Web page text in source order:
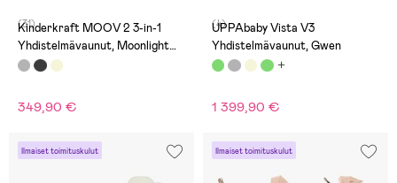
(31)
Kinderkraft MOOV 2 3-in-1
Yhdistelmävaunut, Moonlight
Grey
349,90 €
(4)
UPPAbaby Vista V3
Yhdistelmävaunut, Gwen
1 399,90 €
Ilmaiset toimituskulut Ilmaiset toimituskulut